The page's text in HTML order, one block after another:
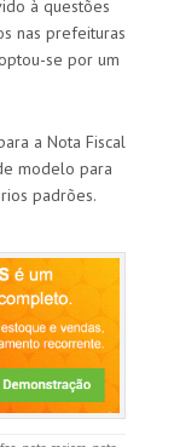
à questões
nas prefeituras
se por um
a Nota Fiscal
modelo para
padrões.